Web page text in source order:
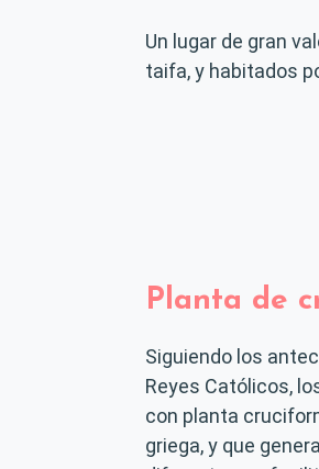
Un lugar de gran
taifa, y habitados
Planta de
Siguiendo los
Reyes Católicos,
con planta
griega, y que